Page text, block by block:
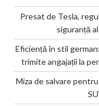
Presat de Tesla,
siguranță
Eficiență în stil
trimite angajații la
Miza de salvare